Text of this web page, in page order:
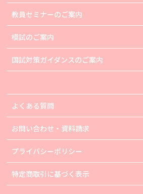
教員セミナーのご案内
模試のご案内
国試対策ガイダンスのご案内
よくある質問
お問い合わせ・資料請求
プライバシーポリシー
特定商取引に基づく表示